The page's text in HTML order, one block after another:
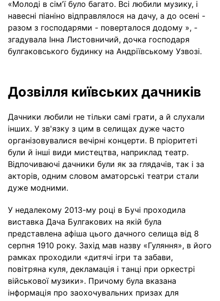
«Молоді в сім'ї було багато. Всі любили музику, і
навесні піаніно відправлялося на дачу, а до осені -
разом з господарями - поверталося додому », -
згадувала Інна Листовничий, дочка господаря
булгаковського будинку на Андріївському Узвозі.
Дозвілля київських дачників
Дачники любили не тільки самі грати, а й слухали
інших. У зв'язку з цим в селищах дуже часто
організовувалися вечірні концерти. В пріоритеті
були й інші види мистецтва, наприклад театр.
Відпочиваючі дачники були як за глядачів, так і за
акторів, одним словом аматорські театри стали
дуже модними.
У недалекому 2013-му році в Бучі проходила
виставка Дача Булгакових на якій була
представлена ​​афіша цього дачного селища від 8
серпня 1910 року. Захід мав назву «Гуляння», в його
рамках проходили «дитячі ігри та забави,
повітряна куля, декламація і танці при оркестрі
військової музики». Причому була вказана
інформація про заохочувальних призах для